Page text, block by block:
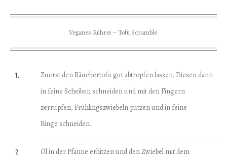
Veganes Rührei – Tofu Scramble
Zuerst den Räuchertofu gut abtropfen lassen. Diesen dann
in feine Scheiben schneiden und mit den Fingern
zerrupfen, Frühlingszwiebeln putzen und in feine
Ringe schneiden.
Öl in der Pfanne erhitzen und den Zwiebel mit dem